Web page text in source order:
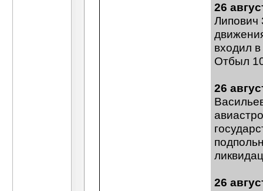
26
Липович
входил
Отбыл
26
26